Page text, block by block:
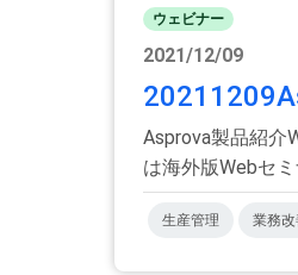
ウェビナー
2021/12/09
Asprova製品紹介
は海外版Webセ
生産管理 業務